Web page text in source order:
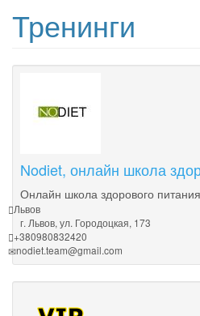
Тренинги
Nodiet, онлайн школа
Онлайн школа здорового питания
Львов
г. Львов, ул. Городоцкая, 173
+380980832420
nodiet.team@gmail.com